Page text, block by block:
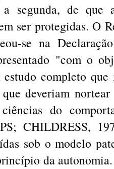
segunda, de que
ser protegidas. O
se na
"com o
estudo completo
deveriam
do
CHILDRESS,
sob o modelo
da